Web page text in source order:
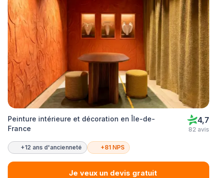
Peinture intérieure et décoration en Île-de-
France
4,7
82 avis
+12 ans d'ancienneté +81 NPS
Je veux un devis gratuit